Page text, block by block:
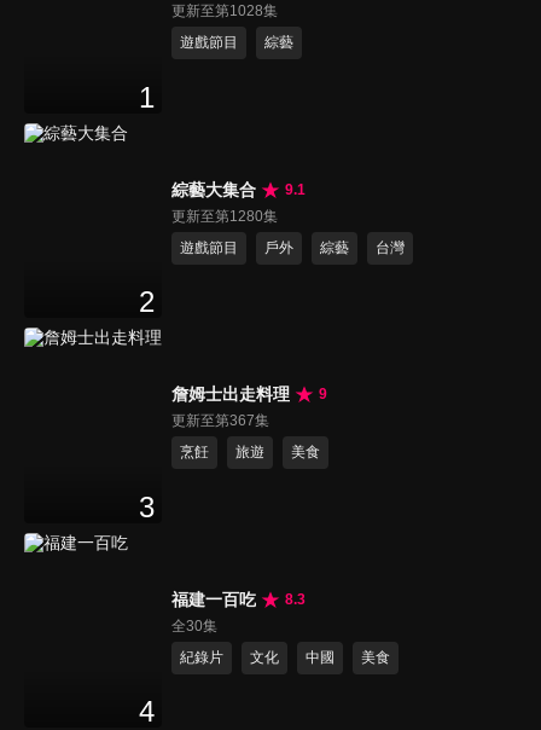
1
更新至第1028集
遊戲節目
綜藝
2
綜藝大集合
9.1
更新至第1280集
遊戲節目
戶外 綜藝 台灣
3
詹姆士出走料理
9
更新至第367集
烹飪
旅遊 美食
4
福建一百吃
8.3
全30集
紀錄片
文化 中國 美食